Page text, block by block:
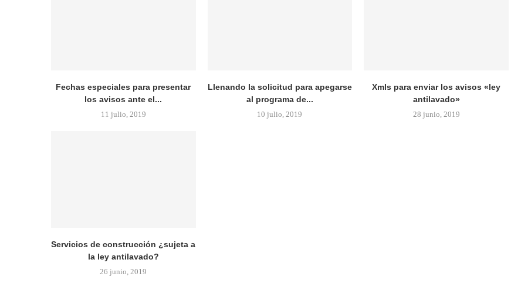
Fechas especiales para presentar
los avisos ante el...
11 julio, 2019
Llenando la solicitud para apegarse
al programa de...
10 julio, 2019
Xmls para enviar los avisos «ley
antilavado»
28 junio, 2019
Servicios de construcción ¿sujeta a
la ley antilavado?
26 junio, 2019